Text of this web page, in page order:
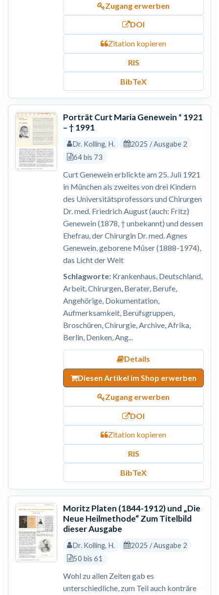
Zugang erwerben
DOI
Zitation kopieren
RIS
BibTeX
Porträt Curt Maria Genewein * 1921
– † 1991
Dr. Kolling, H.
2025 / Ausgabe 2
64 bis 73
Curt Genewein erblickte am 25. Juli 1921
in München als zweites von drei Kindern
des Universitätsprofessors und Chirurgen
Dr. med. Friedrich August (auch: Fritz)
Genewein (1878, † unbekannt) und dessen
Ehefrau, der Chirurgin Dr. med. Agnes
Genewein, geborene Müser (1888-1974),
das Licht der Welt
Schlagworte:Krankenhaus, Deutschland,
Arbeit, Chirurgen, Berater, Berufe,
Angehörige, Dokumentation,
Aufmerksamkeit, Berufsgruppen,
Broschüren, Chirurgie, Archive, Afrika,
Berlin, Denken, Ang...
Details
Diesen Artikel im Shop erwerben
Zugang erwerben
DOI
Zitation kopieren
RIS
BibTeX
Moritz Platen (1844-1912) und „Die
Neue Heilmethode“ Zum Titelbild
dieser Ausgabe
Dr. Kolling, H.
2025 / Ausgabe 2
50 bis 61
Wohl zu allen Zeiten gab es
unterschiedliche, zum Teil auch konträre